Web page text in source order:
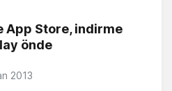
App Store, indirme
önde
2013